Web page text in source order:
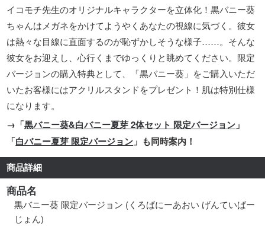
イコモチ先生のオリジナルキャラクターを立体化！黒バニー葵
ちゃんはメガネをかけてようやくあなたの視線に気づく。彼女
は熱々な目線に直面するのが恥ずかしそうな様子……。そんな
彼女をお迎えし、心行くまでゆっくりと眺めてください。限定
バージョンの購入特典として、「黒バニー葵」をご購入いただ
いたお客様にはアクリルスタンドをプレゼント！肌は特別仕様
になります。
→「黒バニー葵&白バニー夏芽 2体セット 限定バージョン 」
「白バニー夏芽 限定バージョン 」も同時案内！
商品詳細
商品名
黒バニー葵 限定バージョン (くろばにーあおい げんていばー
じょん)